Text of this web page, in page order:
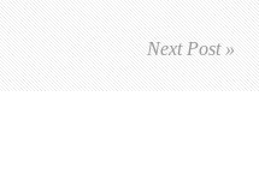
Next Post »